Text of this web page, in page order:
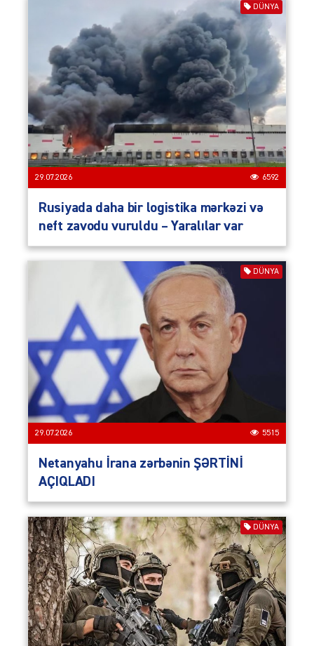
DÜNYA
29.07.2026 6592
Rusiyada daha bir logistika mərkəzi və
neft zavodu vuruldu – Yaralılar var
DÜNYA
29.07.2026 5515
Netanyahu İrana zərbənin ŞƏRTİNİ
AÇIQLADI
DÜNYA